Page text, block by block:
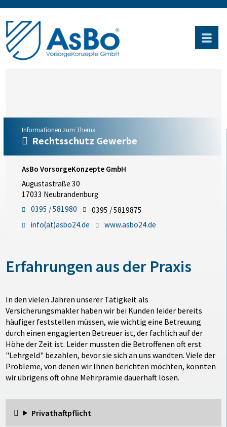
Informationen zum Thema
Rechtsschutz Gewerbe
AsBo VorsorgeKonzepte GmbH
Augustastraße 30
17033 Neubrandenburg
0395 / 581980
0395 / 5819875
info(at)asbo24.de
www.asbo24.de
Erfahrungen aus der Praxis
In den vielen Jahren unserer Tätigkeit als
Versicherungsmakler haben wir bei Kunden leider bereits
häufiger feststellen müssen, wie wichtig eine Betreuung
durch einen engagierten Betreuer ist, der fachlich auf der
Höhe der Zeit ist. Leider mussten die Betroffenen oft erst
"Lehrgeld" bezahlen, bevor sie sich an uns wandten. Viele der
Probleme, von denen wir Ihnen berichten möchten, konnten
wir übrigens oft ohne Mehrprämie dauerhaft lösen.
Privathaftpflicht